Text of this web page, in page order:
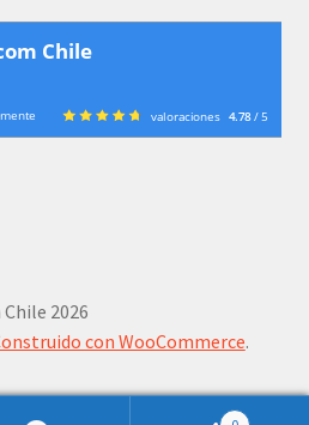
Chile
valoraciones 4.78/ 5
2026
con WooCommerce.